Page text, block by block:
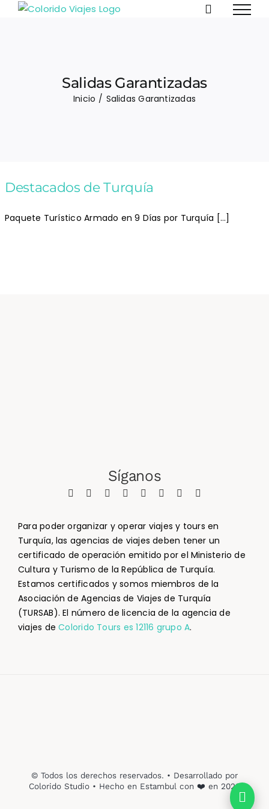
Saltar
Salidas Garantizadas
Inicio Salidas Garantizadas
Destacados de Turquía
Paquete Turístico Armado en 9 Días por Turquía [...]
Síganos
Para poder organizar y operar viajes y tours en
Turquía, las agencias de viajes deben tener un
certificado de operación emitido por el Ministerio de
Cultura y Turismo de la República de Turquía.
Estamos certificados y somos miembros de la
Asociación de Agencias de Viajes de Turquía
(TURSAB). El número de licencia de la agencia de
viajes deColorido Tours es 12116 grupo A.
© Todos los derechos reservados. • Desarrollado por
Colorido Studio • Hecho en Estambul con ❤️ en 2023